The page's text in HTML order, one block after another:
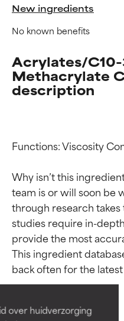
over huidverzorging
New ingredients
No known benefits
Acrylates/
Methacrylate
description
Functions: Viscosity
Why isn’t this
team is or will soon be
through research
studies require in-
provide the most
This ingredient
Bewezen en
Bewezen en